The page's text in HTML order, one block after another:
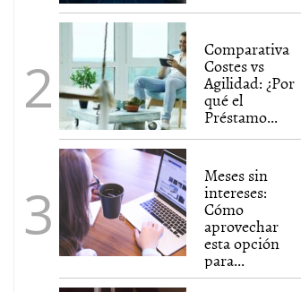
Comparativa
Costes vs
Agilidad: ¿Por
qué el
Préstamo...
Meses sin
intereses:
Cómo
aprovechar
esta opción
para...